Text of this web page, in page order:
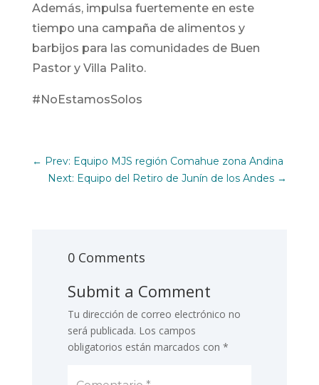
Además, impulsa fuertemente en este
tiempo una campaña de alimentos y
barbijos para las comunidades de Buen
Pastor y Villa Palito.
#NoEstamosSolos
← Prev: Equipo MJS región Comahue zona Andina
Next: Equipo del Retiro de Junín de los Andes →
0 Comments
Submit a Comment
Tu dirección de correo electrónico no
será publicada. Los campos
obligatorios están marcados con *